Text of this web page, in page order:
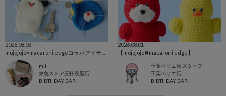
2026.08.03
mii
東急ストア三軒茶屋店
BIRTHDAY BAR
2026.08.01
【mojojojo✖︎macaroni edge】
千葉ペリエ店 スタッフ
千葉ペリエ店
BIRTHDAY BAR